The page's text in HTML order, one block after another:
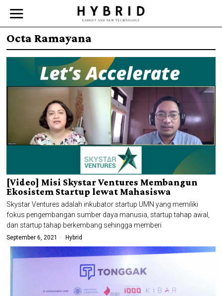
Octa Ramayana
[Video] Misi Skystar Ventures Membangun
Ekosistem Startup lewat Mahasiswa
Skystar Ventures adalah inkubator startup UMN yang memiliki
fokus pengembangan sumber daya manusia, startup tahap awal,
dan startup tahap berkembang sehingga memberi
September 6, 2021 Hybrid